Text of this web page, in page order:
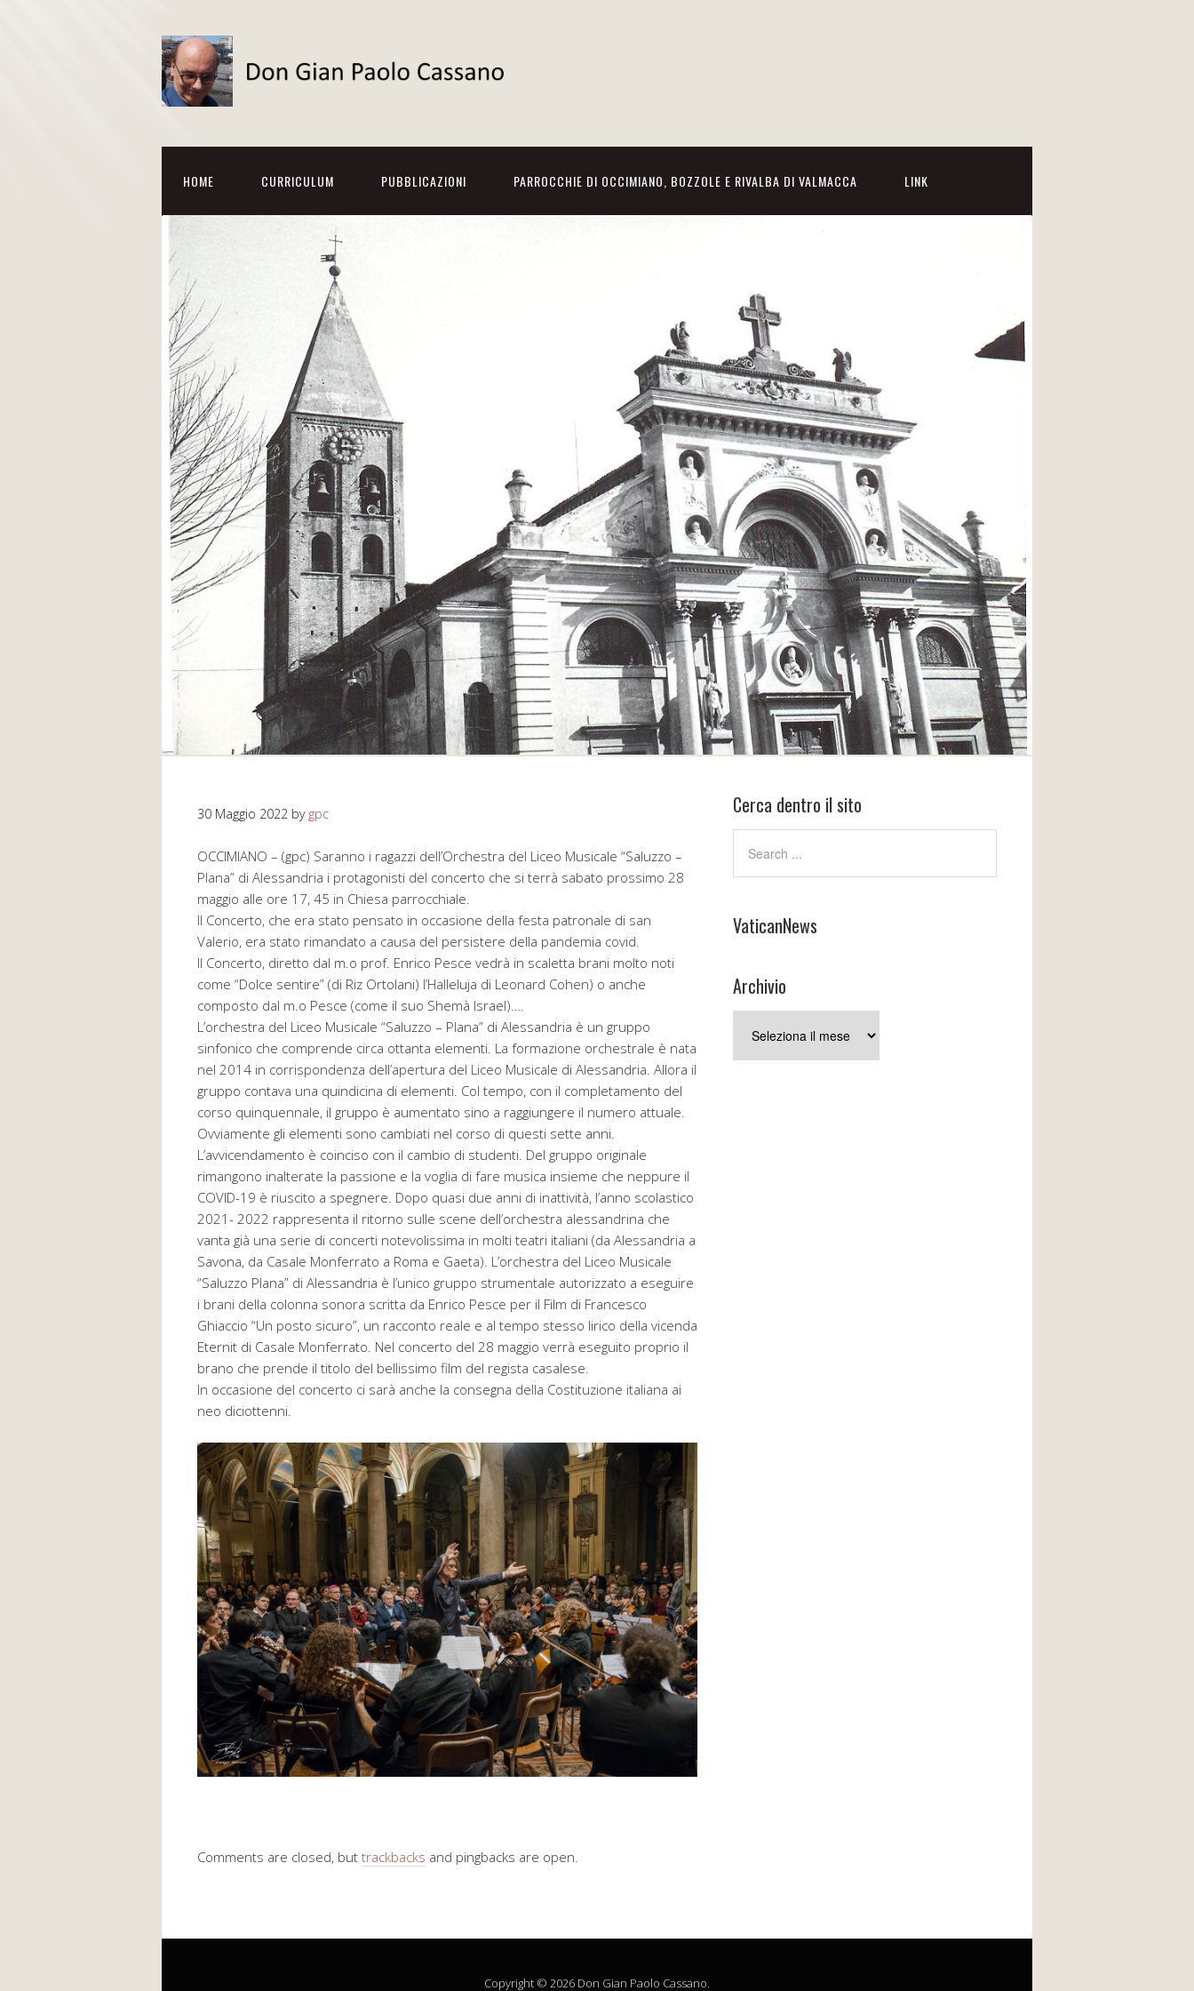
HOME CURRICULUM PUBBLICAZIONI PARROCCHIE DI OCCIMIANO, BOZZOLE E RIVALBA DI VALMACCA LINK
30 Maggio 2022 by gpc
OCCIMIANO – (gpc) Saranno i ragazzi dell’Orchestra del Liceo Musicale “Saluzzo –
Plana” di Alessandria i protagonisti del concerto che si terrà sabato prossimo 28
maggio alle ore 17, 45 in Chiesa parrocchiale.
Il Concerto, che era stato pensato in occasione della festa patronale di san
Valerio, era stato rimandato a causa del persistere della pandemia covid.
Il Concerto, diretto dal m.o prof. Enrico Pesce vedrà in scaletta brani molto noti
come “Dolce sentire” (di Riz Ortolani) l’Halleluja di Leonard Cohen) o anche
composto dal m.o Pesce (come il suo Shemà Israel)….
L’orchestra del Liceo Musicale “Saluzzo – Plana” di Alessandria è un gruppo
sinfonico che comprende circa ottanta elementi. La formazione orchestrale è nata
nel 2014 in corrispondenza dell’apertura del Liceo Musicale di Alessandria. Allora il
gruppo contava una quindicina di elementi. Col tempo, con il completamento del
corso quinquennale, il gruppo è aumentato sino a raggiungere il numero attuale.
Ovviamente gli elementi sono cambiati nel corso di questi sette anni.
L’avvicendamento è coinciso con il cambio di studenti. Del gruppo originale
rimangono inalterate la passione e la voglia di fare musica insieme che neppure il
COVID-19 è riuscito a spegnere. Dopo quasi due anni di inattività, l’anno scolastico
2021- 2022 rappresenta il ritorno sulle scene dell’orchestra alessandrina che
vanta già una serie di concerti notevolissima in molti teatri italiani (da Alessandria a
Savona, da Casale Monferrato a Roma e Gaeta). L’orchestra del Liceo Musicale
“Saluzzo Plana” di Alessandria è l’unico gruppo strumentale autorizzato a eseguire
i brani della colonna sonora scritta da Enrico Pesce per il Film di Francesco
Ghiaccio “Un posto sicuro”, un racconto reale e al tempo stesso lirico della vicenda
Eternit di Casale Monferrato. Nel concerto del 28 maggio verrà eseguito proprio il
brano che prende il titolo del bellissimo film del regista casalese.
In occasione del concerto ci sarà anche la consegna della Costituzione italiana ai
neo diciottenni.
Comments are closed, but trackbacks and pingbacks are open.
Cerca dentro il sito
VaticanNews
Archivio
Copyright © 2026 Don Gian Paolo Cassano.